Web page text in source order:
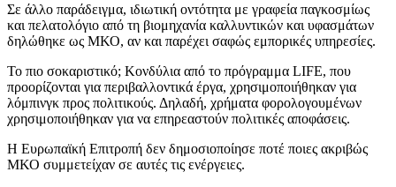
Σε άλλο παράδειγμα, ιδιωτική οντότητα με γραφεία παγκοσμίως
και πελατολόγιο από τη βιομηχανία καλλυντικών και υφασμάτων
δηλώθηκε ως ΜΚΟ, αν και παρέχει σαφώς εμπορικές υπηρεσίες.
Το πιο σοκαριστικό; Κονδύλια από το πρόγραμμα LIFE, που
προορίζονται για περιβαλλοντικά έργα, χρησιμοποιήθηκαν για
λόμπινγκ προς πολιτικούς. Δηλαδή, χρήματα φορολογουμένων
χρησιμοποιήθηκαν για να επηρεαστούν πολιτικές αποφάσεις.
Η Ευρωπαϊκή Επιτροπή δεν δημοσιοποίησε ποτέ ποιες ακριβώς
ΜΚΟ συμμετείχαν σε αυτές τις ενέργειες.